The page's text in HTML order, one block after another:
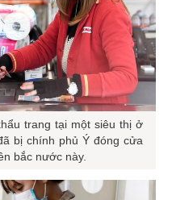
trang tại một siêu thị ở
bị chính phủ Ý đóng cửa
bắc nước này.